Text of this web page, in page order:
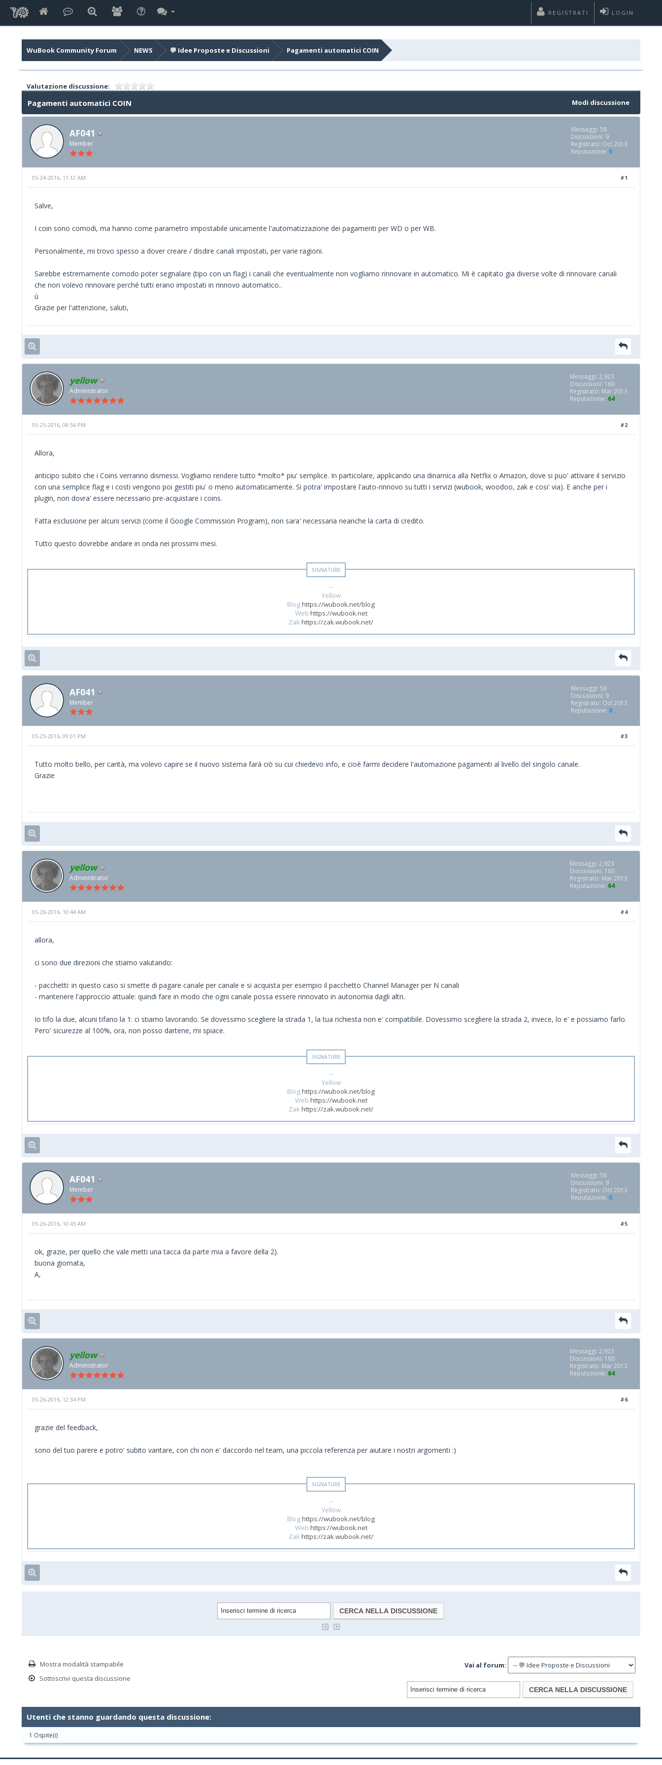
LOGIN
REGISTRATI
WuBook Community Forum NEWS 💬 Idee Proposte e Discussioni Pagamenti automatici COIN
Valutazione discussione:
Modi discussione
Pagamenti automatici COIN
AF041
Member
Messaggi: 58
Discussioni: 9
Registrato: Oct 2013
Reputazione: 0
#1
05-24-2016, 11:12 AM
Salve,
I coin sono comodi, ma hanno come parametro impostabile unicamente l'automatizzazione dei pagamenti per WD o per WB.
Personalmente, mi trovo spesso a dover creare / disdire canali impostati, per varie ragioni.
Sarebbe estremamente comodo poter segnalare (tipo con un flag) i canali che eventualmente non vogliamo rinnovare in automatico. Mi è capitato gia diverse volte di rinnovare canali
che non volevo rinnovare perché tutti erano impostati in rinnovo automatico..
ù
Grazie per l'attenzione, saluti,
yellow
Administrator
Messaggi: 2,923
Discussioni: 160
Registrato: Mar 2013
Reputazione: 64
#2
05-25-2016, 08:56 PM
Allora,
anticipo subito che i Coins verranno dismessi. Vogliamo rendere tutto *molto* piu' semplice. In particolare, applicando una dinamica alla Netflix o Amazon, dove si puo' attivare il servizio
con una semplice flag e i costi vengono poi gestiti piu' o meno automaticamente. Si potra' impostare l'auto-rinnovo su tutti i servizi (wubook, woodoo, zak e cosi' via). E anche per i
plugin, non dovra' essere necessario pre-acquistare i coins.
Fatta esclusione per alcuni servizi (come il Google Commission Program), non sara' necessaria neanche la carta di credito.
Tutto questo dovrebbe andare in onda nei prossimi mesi.
--
Yellow
Bloghttps://wubook.net/blog
Web https://wubook.net
Zak https://zak.wubook.net/
AF041
Member
Messaggi: 58
Discussioni: 9
Registrato: Oct 2013
Reputazione: 0
#3
05-25-2016, 09:01 PM
Tutto molto bello, per carità, ma volevo capire se il nuovo sistema farà ciò su cui chiedevo info, e cioè farmi decidere l'automazione pagamenti al livello del singolo canale.
Grazie
yellow
Administrator
Messaggi: 2,923
Discussioni: 160
Registrato: Mar 2013
Reputazione: 64
#4
05-26-2016, 10:44 AM
allora,
ci sono due direzioni che stiamo valutando:
- pacchetti: in questo caso si smette di pagare canale per canale e si acquista per esempio il pacchetto Channel Manager per N canali
- mantenere l'approccio attuale: quindi fare in modo che ogni canale possa essere rinnovato in autonomia dagli altri.
Io tifo la due, alcuni tifano la 1: ci stiamo lavorando. Se dovessimo scegliere la strada 1, la tua richiesta non e' compatibile. Dovessimo scegliere la strada 2, invece, lo e' e possiamo farlo.
Pero' sicurezze al 100%, ora, non posso dartene, mi spiace.
--
Yellow
Bloghttps://wubook.net/blog
Web https://wubook.net
Zakhttps://zak.wubook.net/
AF041
Member
Messaggi: 58
Discussioni: 9
Registrato: Oct 2013
Reputazione: 0
#5
05-26-2016, 10:45 AM
ok, grazie, per quello che vale metti una tacca da parte mia a favore della 2).
buona giornata,
A,
yellow
Administrator
Messaggi: 2,923
Discussioni: 160
Registrato: Mar 2013
Reputazione: 64
#6
05-26-2016, 12:34 PM
grazie del feedback,
sono del tuo parere e potro' subito vantare, con chi non e' daccordo nel team, una piccola referenza per aiutare i nostri argomenti :)
--
Yellow
Bloghttps://wubook.net/blog
Web https://wubook.net
Zakhttps://zak.wubook.net/
Mostra modalità stampabile
Sottoscrivi questa discussione
Vai al forum:
Utenti che stanno guardando questa discussione:
1 Ospite(i)